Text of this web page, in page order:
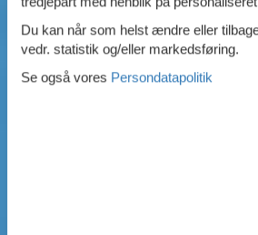
Du kan når som helst ændre eller
vedr. statistik og/eller markedsføring.
Se også vores Persondatapolitik